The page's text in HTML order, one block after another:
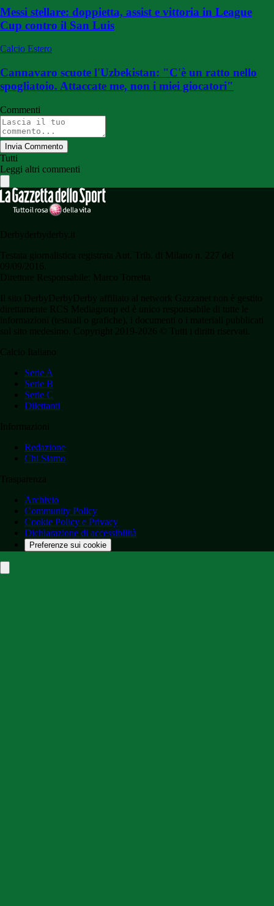
Messi stellare: doppietta, assist e vittoria in League
Cup contro il San Luis
Calcio Estero
Cannavaro scuote l'Uzbekistan: "C'è un ratto nello
spogliatoio. Attaccate me, non i miei giocatori"
Commenti
Invia Commento
Tutti
Leggi altri commenti
Serie A
Serie B
Serie C
Dilettanti
Redazione
Chi Siamo
Archivio
Community Policy
Cookie Policy e Privacy
Dichiarazione di accessibilità
Preferenze sui cookie